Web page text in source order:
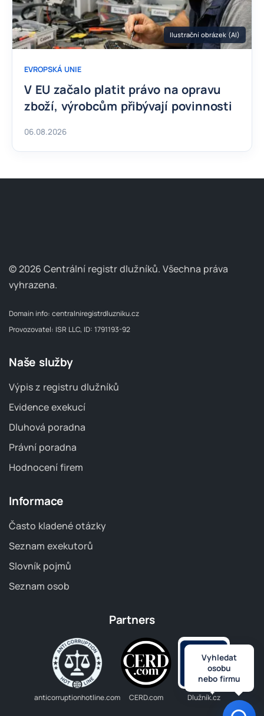
Ilustrační obrázek (AI)
EVROPSKÁ UNIE
V EU začalo platit právo na opravu
zboží, výrobcům přibývají povinnosti
06.08.2026
© 2026 Centrální registr dlužníků. Všechna práva
vyhrazena.
Domain info: centralniregistrdluzniku.cz
Provozovatel: ISR LLC, ID: 1791193-92
Naše služby
Výpis z registru dlužníků
Evidence exekucí
Dluhová poradna
Právní poradna
Hodnocení firem
Informace
Často kladené otázky
Seznam exekutorů
Slovník pojmů
Seznam osob
Partners
anticorruptionhotline.com CERD.com Dlužník.cz
Vyhledat
osobu
nebo firmu